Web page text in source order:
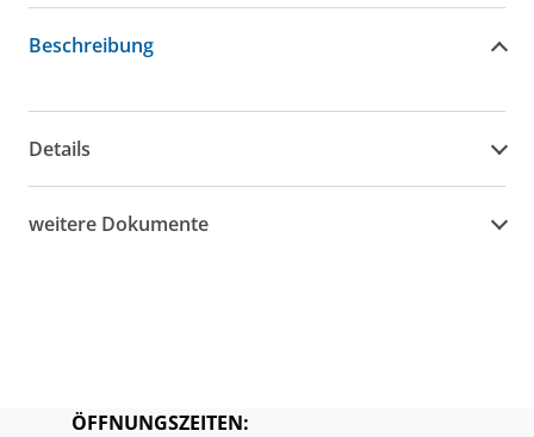
Beschreibung
Details
weitere Dokumente
ÖFFNUNGSZEITEN: